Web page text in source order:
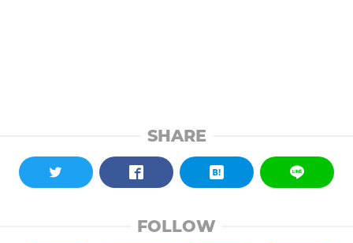
SHARE
FOLLOW